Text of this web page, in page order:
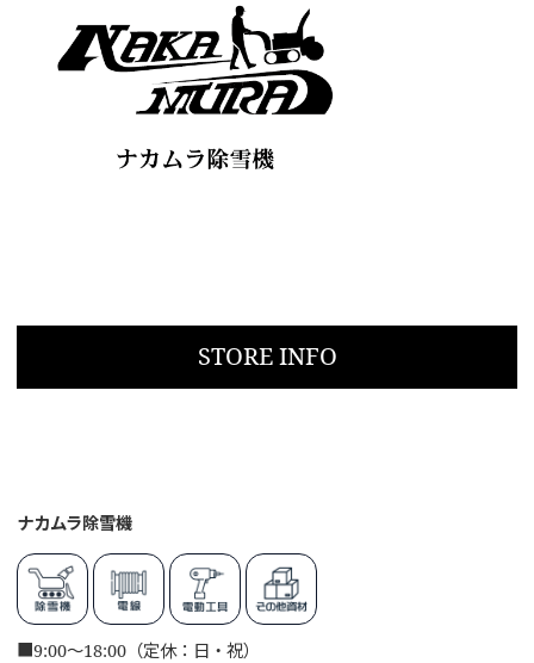
STORE INFO
ナカムラ除雪機
■9:00～18:00（定休：日・祝）